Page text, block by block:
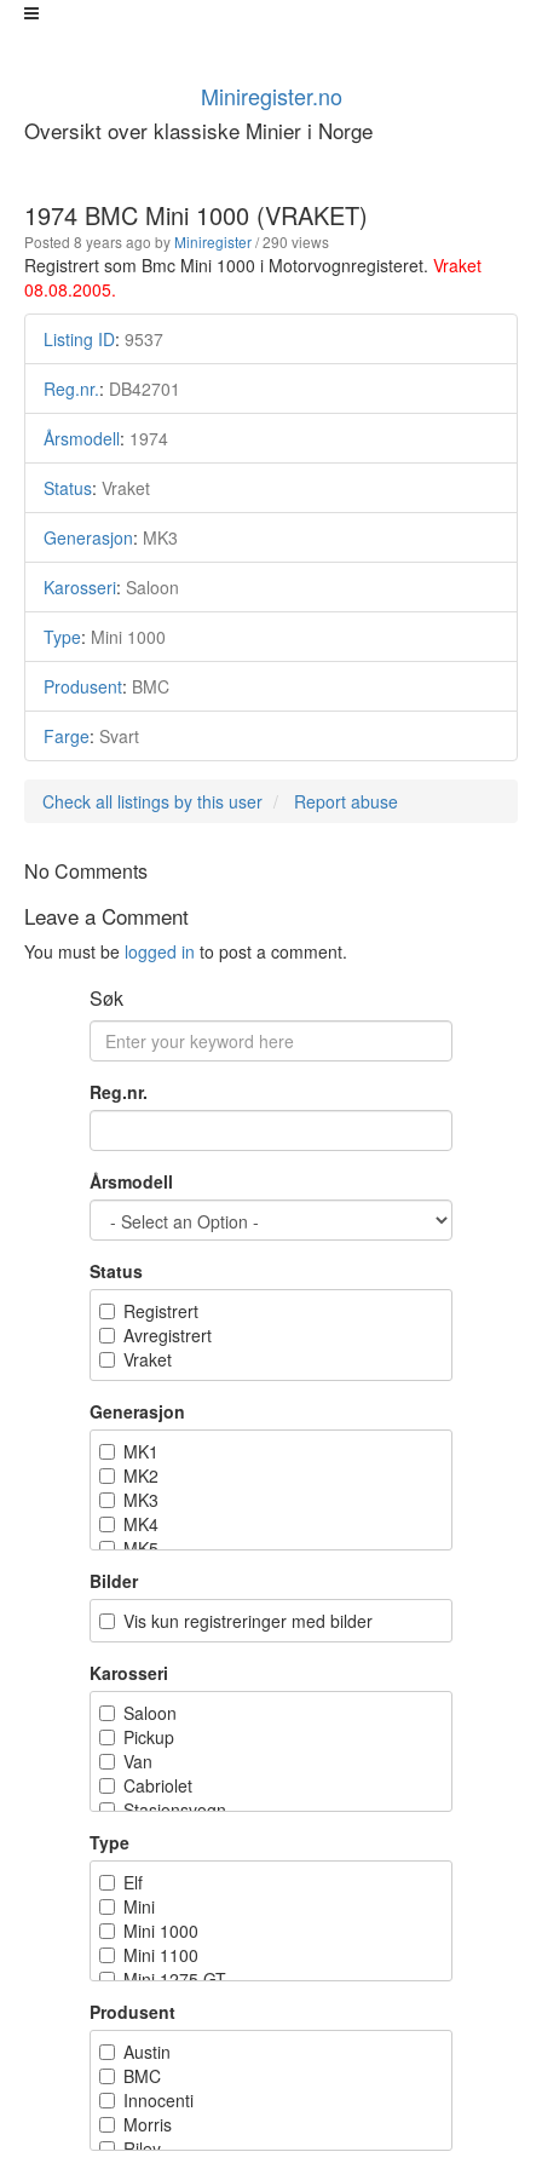
Miniregister.no
Oversikt over klassiske Minier i Norge
1974 BMC Mini 1000 (VRAKET)
Posted 8 years ago by Miniregister/ 290 views
Registrert som Bmc Mini 1000 i Motorvognregisteret. Vraket
08.08.2005.
Listing ID: 9537
Reg.nr.: DB42701
Årsmodell: 1974
Status: Vraket
Generasjon: MK3
Karosseri: Saloon
Type: Mini 1000
Produsent: BMC
Farge: Svart
Check all listings by this user Report abuse
No Comments
Leave a Comment
You must be logged in to post a comment.
Søk
Reg.nr.
Årsmodell
Status
Registrert
Avregistrert
Vraket
Generasjon
MK1
MK2
MK3
MK4
MK5
MK6
MK7
Bilder
Vis kun registreringer med bilder
Karosseri
Saloon
Pickup
Van
Cabriolet
Stasjonsvogn
Type
Elf
Mini
Mini 1000
Mini 1100
Mini 1275 GT
Mini 35
Mini 40
Mini 850
Mini Balmoral
Mini Blue Star
Mini British Open
Mini Brooklands
Produsent
Austin
BMC
Innocenti
Morris
Riley